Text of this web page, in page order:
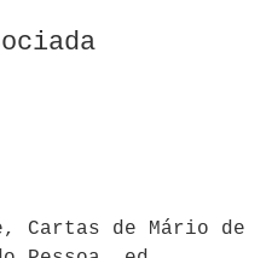
Cartas de Mário de